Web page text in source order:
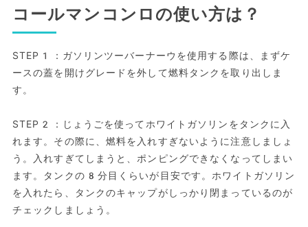
コールマンコンロの使い方は？
STEP1：ガソリンツーバーナーウを使用する際は、まずケ
ースの蓋を開けグレードを外して燃料タンクを取り出しま
す。
STEP2：じょうごを使ってホワイトガソリンをタンクに入
れます。その際に、燃料を入れすぎないように注意しましょ
う。入れすぎてしまうと、ポンピングできなくなってしまい
ます。タンクの8分目くらいが目安です。ホワイトガソリン
を入れたら、タンクのキャップがしっかり閉まっているのが
チェックしましょう。